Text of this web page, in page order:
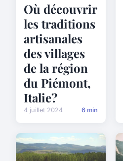
Où découvrir
les traditions
artisanales
des villages
de la région
du Piémont,
Italie?
4 juillet 2024 6 min